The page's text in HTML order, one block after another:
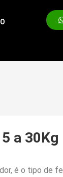
a 30Kg
é o tipo de